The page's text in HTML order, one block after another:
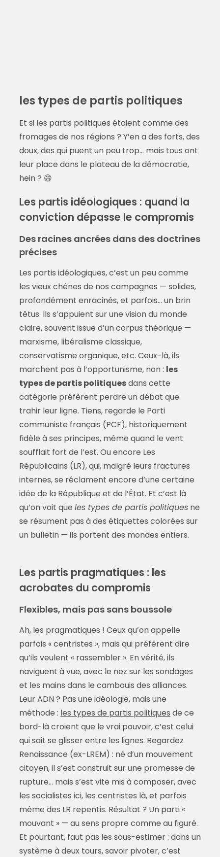
les types de partis politiques
Et si les partis politiques étaient comme des
fromages de nos régions ? Y’en a des forts, des
doux, des qui puent un peu trop… mais tous ont
leur place dans le plateau de la démocratie,
hein ? 😄
Les partis idéologiques : quand la
conviction dépasse le compromis
Des racines ancrées dans des doctrines
précises
Les partis idéologiques, c’est un peu comme
les vieux chênes de nos campagnes — solides,
profondément enracinés, et parfois… un brin
têtus. Ils s’appuient sur une vision du monde
claire, souvent issue d’un corpus théorique —
marxisme, libéralisme classique,
conservatisme organique, etc. Ceux-là, ils
marchent pas à l’opportunisme, non : les
types de partis politiquesdans cette
catégorie préfèrent perdre un débat que
trahir leur ligne. Tiens, regarde le Parti
communiste français (PCF), historiquement
fidèle à ses principes, même quand le vent
soufflait fort de l’est. Ou encore Les
Républicains (LR), qui, malgré leurs fractures
internes, se réclament encore d’une certaine
idée de la République et de l’État. Et c’est là
qu’on voit que les types de partis politiquesne
se résument pas à des étiquettes colorées sur
un bulletin — ils portent des mondes entiers.
Les partis pragmatiques : les
acrobates du compromis
Flexibles, mais pas sans boussole
Ah, les pragmatiques ! Ceux qu’on appelle
parfois « centristes », mais qui préfèrent dire
qu’ils veulent « rassembler ». En vérité, ils
naviguent à vue, avec le nez sur les sondages
et les mains dans le cambouis des alliances.
Leur ADN ? Pas une idéologie, mais une
méthode : les types de partis politiques de ce
bord-là croient que le vrai pouvoir, c’est celui
qui sait se glisser entre les lignes. Regardez
Renaissance (ex-LREM) : né d’un mouvement
citoyen, il s’est construit sur une promesse de
rupture… mais s’est vite mis à composer, avec
les socialistes ici, les centristes là, et parfois
même des LR repentis. Résultat ? Un parti «
mouvant » — au sens propre comme au figuré.
Et pourtant, faut pas les sous-estimer : dans un
système à deux tours, savoir pivoter, c’est